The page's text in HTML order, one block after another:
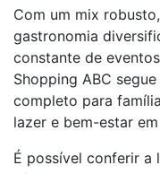
Com um mix
gastronomia
constante de
Shopping ABC
completo para
lazer e bem-estar
É possível conferir a